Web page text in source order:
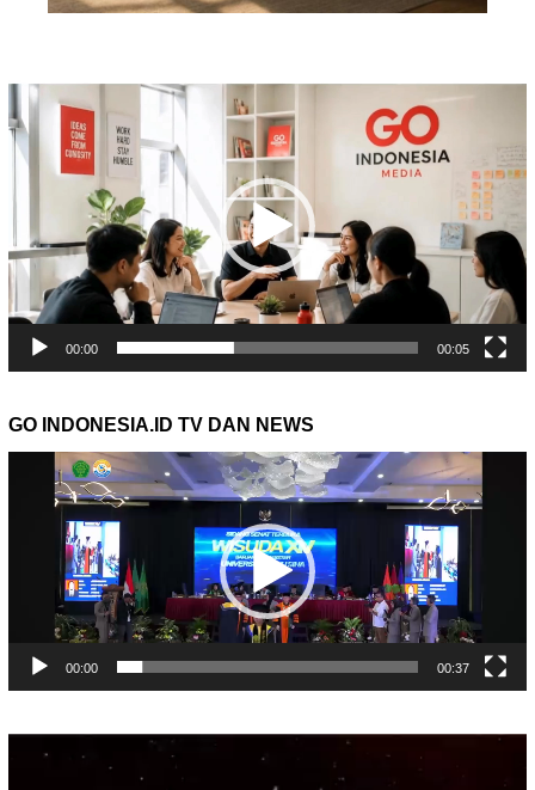
Pemutar
Video
00:00 00:05
GO INDONESIA.ID TV DAN NEWS
Pemutar
00:00 00:37